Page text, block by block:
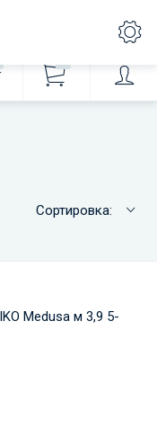
Сортировка:
Medusa м 3,9 5-